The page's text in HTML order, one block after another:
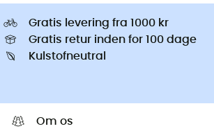
Gratis levering fra 1000 kr
Gratis retur inden for 100 dage
Kulstofneutral
Om os